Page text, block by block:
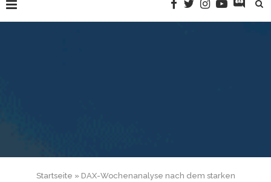
Startseite » DAX-Wochenanalyse nach dem starken